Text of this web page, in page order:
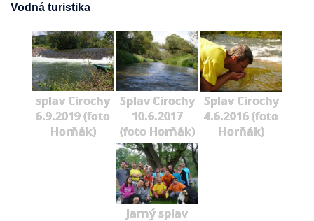
Vodná turistika
splav Cirochy
6.9.2019 (foto
Horňák)
Splav Cirochy
10.6.2017
(foto Horňák)
Splav Cirochy
4.6.2016 (foto
Horňák)
Jarný splav